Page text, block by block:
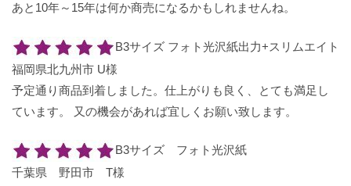
あと10年～15年は何か商売になるかもしれませんね。
B3サイズ フォト光沢紙出力+スリムエイト
福岡県北九州市 U様
予定通り商品到着しました。仕上がりも良く、とても満足し
ています。 又の機会があれば宜しくお願い致します。
B3サイズ フォト光沢紙
千葉県 野田市 T様